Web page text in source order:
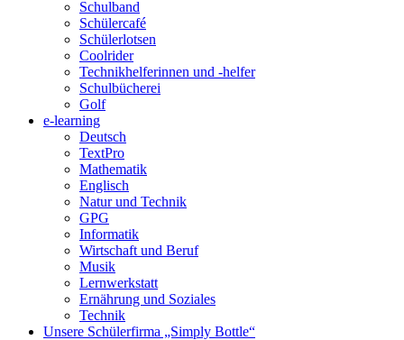
Schulband
Schülercafé
Schülerlotsen
Coolrider
Technikhelferinnen und -helfer
Schulbücherei
Golf
e-learning
Deutsch
TextPro
Mathematik
Englisch
Natur und Technik
GPG
Informatik
Wirtschaft und Beruf
Musik
Lernwerkstatt
Ernährung und Soziales
Technik
Unsere Schülerfirma „Simply Bottle“